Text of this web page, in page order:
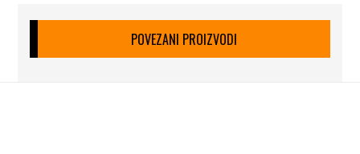
POVEZANI PROIZVODI